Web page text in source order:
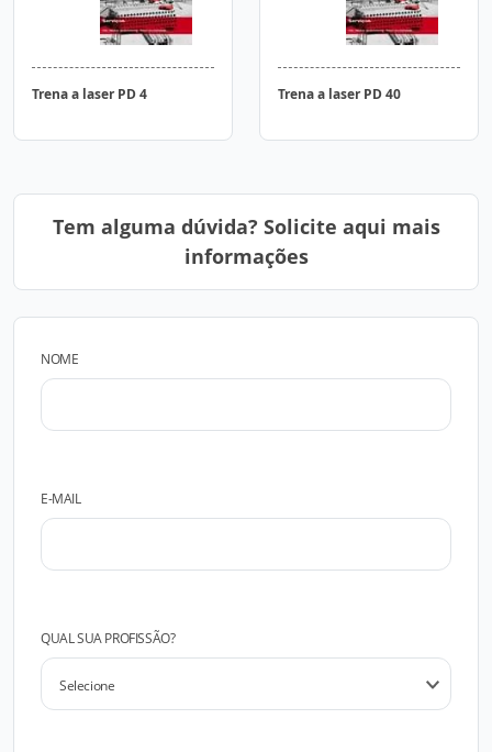
Trena a laser PD 4 Trena a laser PD 40
Tem alguma dúvida? Solicite aqui mais
informações
NOME
E-MAIL
QUAL SUA PROFISSÃO?